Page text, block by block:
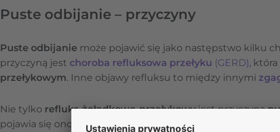
Puste odbijanie – przyczyny
Puste odbijanie może pojawić się jako następstwo kilku
przyczyną jest choroba refluksowa przełyku (GERD),
przełykowym. Inne objawy refluksu to między innymi
Nie tylko refluks-żołądkowo-przełykowyjest przyczyną
pojawia się ono również w przebiegu innych